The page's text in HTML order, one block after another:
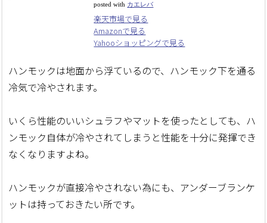
posted with カエレバ
楽天市場で見る
Amazonで見る
Yahooショッピングで見る
ハンモックは地面から浮ているので、ハンモック下を通る
冷気で冷やされます。
いくら性能のいいシュラフやマットを使ったとしても、ハ
ンモック自体が冷やされてしまうと性能を十分に発揮でき
なくなりますよね。
ハンモックが直接冷やされない為にも、アンダーブランケ
ットは持っておきたい所です。